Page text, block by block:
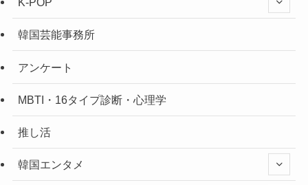
韓国芸能事務所
アンケート
MBTI・16タイプ診断・心理学
推し活
韓国エンタメ